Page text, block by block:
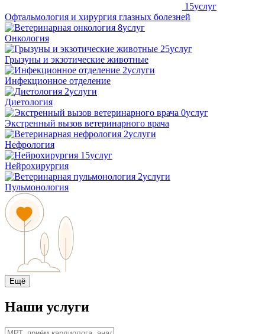
15услуг
Офтальмология и хирургия глазных болезней
8услуг
Онкология
25услуг
Грызуны и экзотические животные
2услуги
Инфекционное отделение
2услуги
Диетология
0услуг
Экстренный вызов ветеринарного врача
2услуги
Нефрология
15услуг
Нейрохирургия
2услуги
Пульмонология
Ещё
Наши услуги